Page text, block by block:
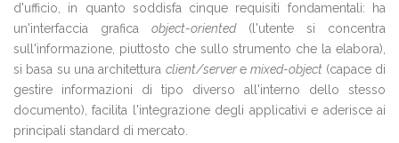
d'ufficio, in quanto soddisfa cinque requisiti fondamentali: ha
un'interfaccia graficaobject-oriented (l'utente si concentra
sull'informazione, piuttosto che sullo strumento che la elabora),
si basa su una architettura client/serveremixed-object (capace di
gestire informazioni di tipo diverso all'interno dello stesso
documento), facilita l'integrazione degli applicativi e aderisce ai
principali standard di mercato.